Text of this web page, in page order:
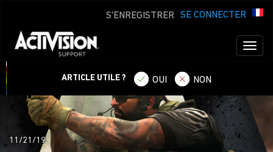
SE CONNECTER
S'ENREGISTRER
ARTICLE UTILE ? OUI NON
11/21/19